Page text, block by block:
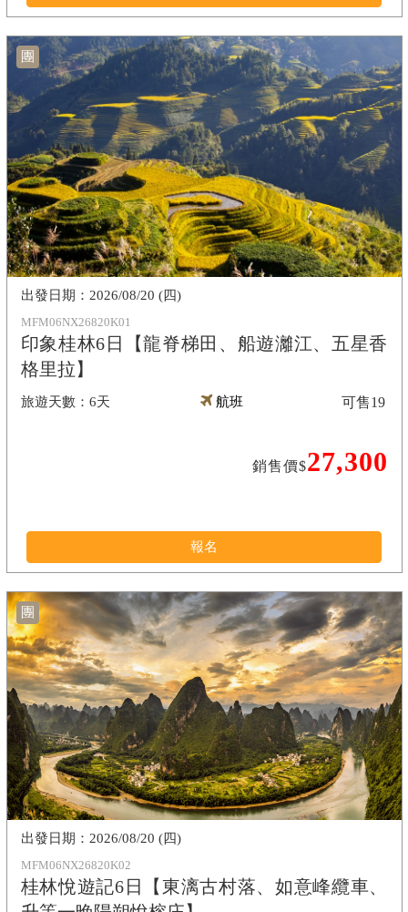
團
MFM06NX26820K01
印象桂林6日【龍脊梯田、船遊灕江、五星香
格里拉】
6天
2026/08/20 (四)
航班
銷售價$27,300
可售19
報名
團
MFM06NX26820K02
桂林悅遊記6日【東漓古村落、如意峰纜車、
2026/08/20 (四)